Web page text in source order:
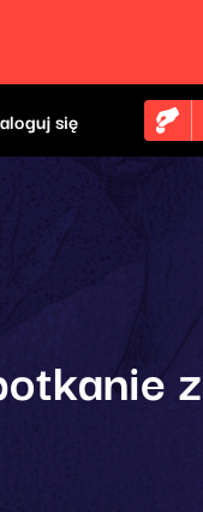
się
z